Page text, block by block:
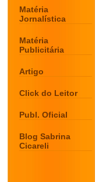
Matéria
Jornalística
Matéria
Publicitária
Artigo
Click do Leitor
Publ. Oficial
Blog Sabrina
Cicareli